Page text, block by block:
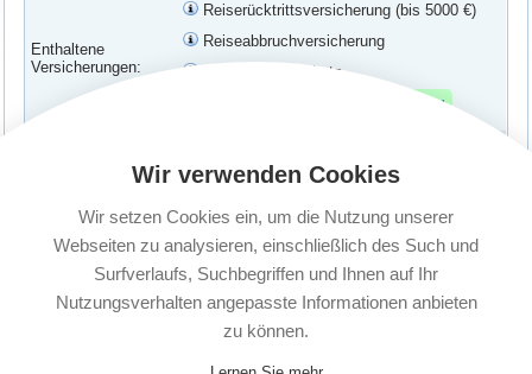
Enthaltene
Versicherungen:
Reiserücktrittsversicherung (bis 5000 €)
Reiseabbruchversicherung
Verspätungs-Schutz
Corona Erkrankung abgesichert
Versicherungspolice genannte Kinder bis zur
Vollendung des 25. Lebensjahres. Es muss
Kündigungsfrist:
1 Monat vor Ablauf
Wir verwenden Cookies
Wir setzen Cookies ein, um die Nutzung unserer
Webseiten zu analysieren, einschließlich des Such und
Surfverlaufs, Suchbegriffen und Ihnen auf Ihr
Nutzungsverhalten angepasste Informationen anbieten
zu können.